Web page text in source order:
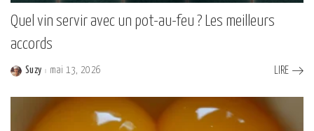
Quel vin servir avec un pot-au-feu ? Les meilleurs
accords
Posted
Suzy mai 13, 2026 LIRE